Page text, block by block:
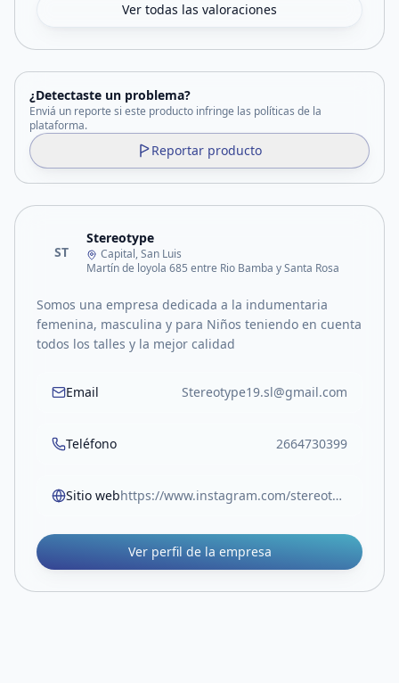
Ver todas las valoraciones
¿Detectaste un problema?
Enviá un reporte si este producto infringe las políticas de la
plataforma.
Reportar producto
ST
Stereotype
Capital, San Luis
Martín de loyola 685 entre Rio Bamba y Santa Rosa
Somos una empresa dedicada a la indumentaria
femenina, masculina y para Niños teniendo en cuenta
todos los talles y la mejor calidad
Email Stereotype19.sl@gmail.com
Teléfono 2664730399
Sitio web https://www.instagram.com/stereotype_ar?igsh=dWoyZWE2aGhta2l0
Ver perfil de la empresa